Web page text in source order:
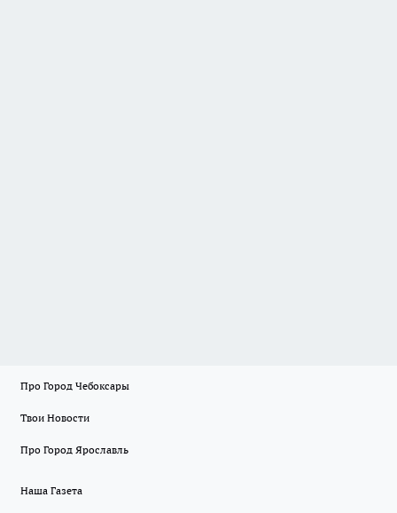
Про Город Чебоксары
Твои Новости
Про Город Ярославль
Наша Газета